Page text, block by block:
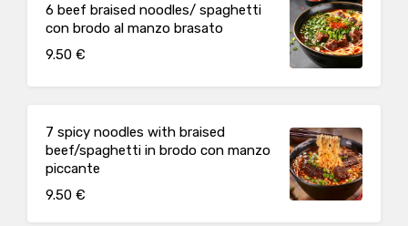
6 beef braised noodles/ spaghetti
con brodo al manzo brasato
9.50 €
7 spicy noodles with braised
beef/spaghetti in brodo con manzo
piccante
9.50 €